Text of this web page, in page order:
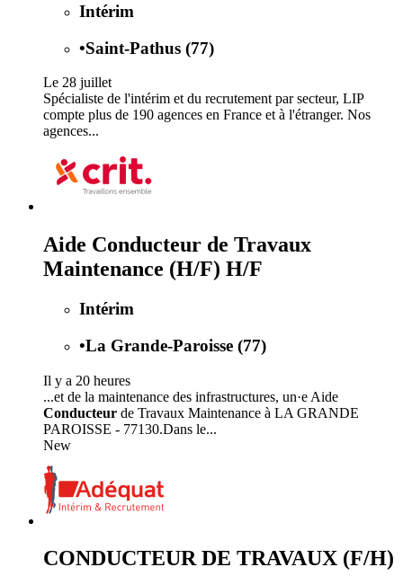
Intérim
•Saint-Pathus (77)
Le 28 juillet
Spécialiste de l'intérim et du recrutement par secteur, LIP
compte plus de 190 agences en France et à l'étranger. Nos
agences...
Aide Conducteur de Travaux
Maintenance (H/F) H/F
Intérim
•La Grande-Paroisse (77)
Il y a 20 heures
...et de la maintenance des infrastructures, un·e Aide
Conducteur de Travaux Maintenance à LA GRANDE
PAROISSE - 77130.Dans le...
New
CONDUCTEUR DE TRAVAUX (F/H)